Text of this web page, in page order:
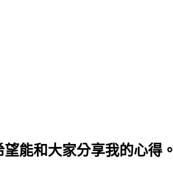
能和大家分享我的心得。